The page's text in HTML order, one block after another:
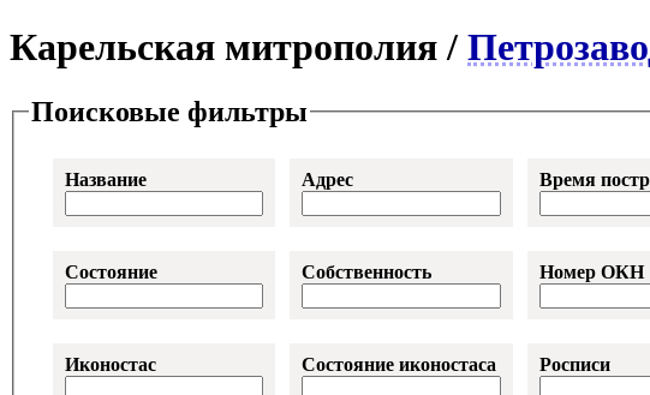
Карельская митрополия /
Поисковые фильтры
Название Адрес Время
Состояние Собственность Номер ОКН
Иконостас Состояние иконостаса Росписи